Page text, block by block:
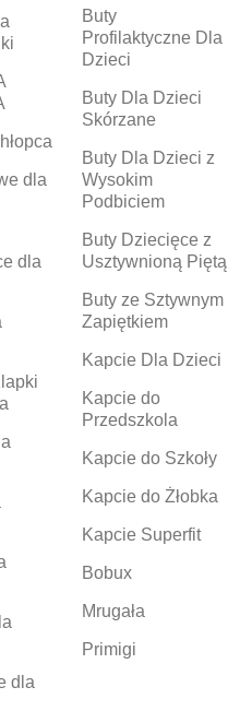
dla
dla
dla
Buty
Profilaktyczne Dla
Dzieci
Buty Dla Dzieci
Skórzane
Buty Dla Dzieci z
Wysokim
Podbiciem
Buty Dziecięce z
Usztywnioną Piętą
Buty ze Sztywnym
Zapiętkiem
Kapcie Dla Dzieci
Kapcie do
Przedszkola
Kapcie do Szkoły
Kapcie do Żłobka
Kapcie Superfit
Bobux
Mrugała
Primigi